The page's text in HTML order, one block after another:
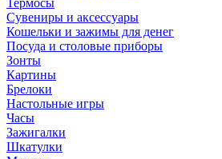
Термосы
Сувениры и аксессуары
Кошельки и зажимы для денег
Посуда и столовые приборы
Зонты
Картины
Брелоки
Настольные игры
Часы
Зажигалки
Шкатулки